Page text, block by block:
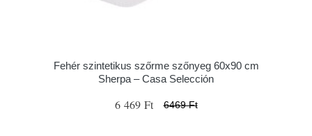
Fehér szintetikus szőrme szőnyeg 60x90 cm
Sherpa – Casa Selección
6 469 Ft 6469 Ft